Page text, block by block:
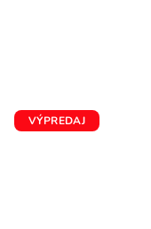
VÝPREDAJ